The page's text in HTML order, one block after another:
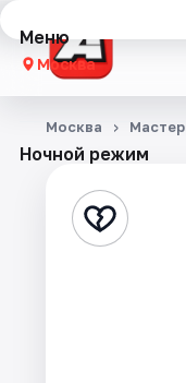
Меню
Москва
Концерты
Стендап
Ночной режим
Москва